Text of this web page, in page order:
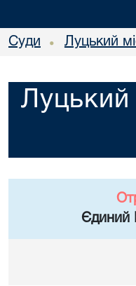
Суди • Луцький
Луцький
Єдиний